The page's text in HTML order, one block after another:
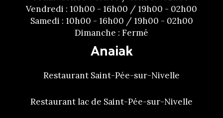
Vendredi : 10h00 - 16h00 / 19h00 - 02h00
Samedi : 10h00 - 16h00 / 19h00 - 02h00
Dimanche : Fermé
Anaiak
Restaurant Saint-Pée-sur-Nivelle
Restaurant lac de Saint-Pée-sur-Nivelle